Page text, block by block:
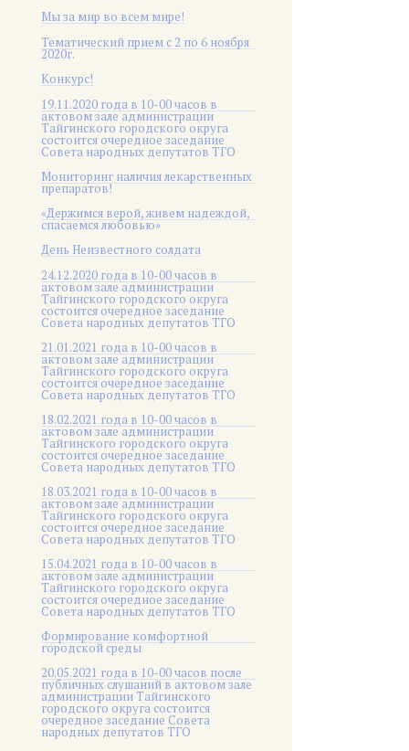
Мы за мир во всем мире!
Тематический прием с 2 по 6 ноября
2020г.
Конкурс!
19.11.2020 года в 10-00 часов в
актовом зале администрации
Тайгинского городского округа
состоится очередное заседание
Совета народных депутатов ТГО
Мониторинг наличия лекарственных
препаратов!
«Держимся верой, живем надеждой,
спасаемся любовью»
День Неизвестного солдата
24.12.2020 года в 10-00 часов в
актовом зале администрации
Тайгинского городского округа
состоится очередное заседание
Совета народных депутатов ТГО
21.01.2021 года в 10-00 часов в
актовом зале администрации
Тайгинского городского округа
состоится очередное заседание
Совета народных депутатов ТГО
18.02.2021 года в 10-00 часов в
актовом зале администрации
Тайгинского городского округа
состоится очередное заседание
Совета народных депутатов ТГО
18.03.2021 года в 10-00 часов в
актовом зале администрации
Тайгинского городского округа
состоится очередное заседание
Совета народных депутатов ТГО
15.04.2021 года в 10-00 часов в
актовом зале администрации
Тайгинского городского округа
состоится очередное заседание
Совета народных депутатов ТГО
Формирование комфортной
городской среды
20.05.2021 года в 10-00 часов после
публичных слушаний в актовом зале
администрации Тайгинского
городского округа состоится
очередное заседание Совета
народных депутатов ТГО